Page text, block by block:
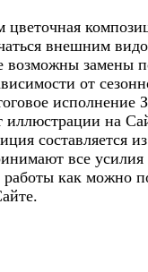
цветочная
внешним
возможны замены
от
исполнение
иллюстрации на
составляется из
все усилия
как можно